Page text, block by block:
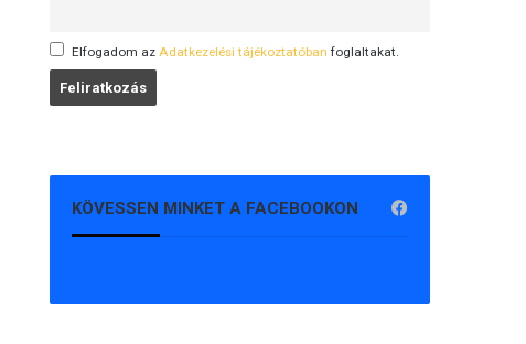
Elfogadom az Adatkezelési tájékoztatóban foglaltakat.
KÖVESSEN MINKET A FACEBOOKON